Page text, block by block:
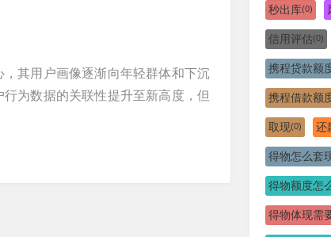
其用户画像逐渐向年轻群体和下沉
为数据的关联性提升至新高度，但
秒出库(0)
信用评估(0)
携程贷款额
携程借款额
取现(0) 还
得物怎么套
得物额度怎
得物体现需